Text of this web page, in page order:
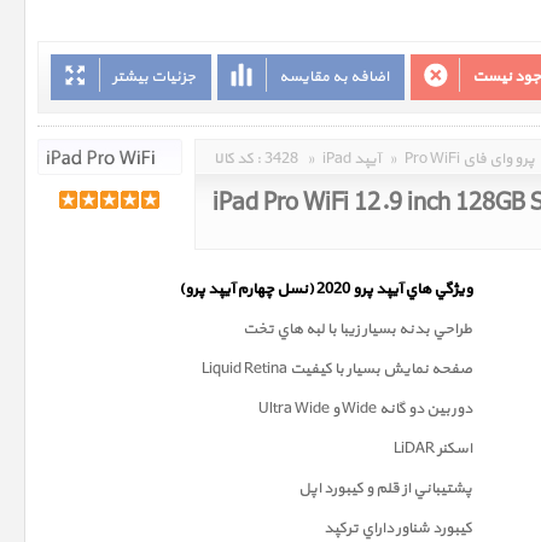
جزئیات بیشتر اضافه به مقایسه نیست
کد کالا : 3428 » iPad آیپد » Pro WiFi پرو وای فای
iPad Pro WiFi 12.9 inch 128GB
ويژگي هاي آيپد پرو 2020 ( نسل چهارمآيپد پرو)
طراحي بدنه بسيار زيبا با لبه هاي تخت
صفحه نمايش بسيار با کيفيت Liquid Retina
دوربين دو گانه Wide و Ultra Wide
اسکنر LiDAR
پشتيباني از قلم و کيبورد اپل
کيبورد شناور داراي ترکپد